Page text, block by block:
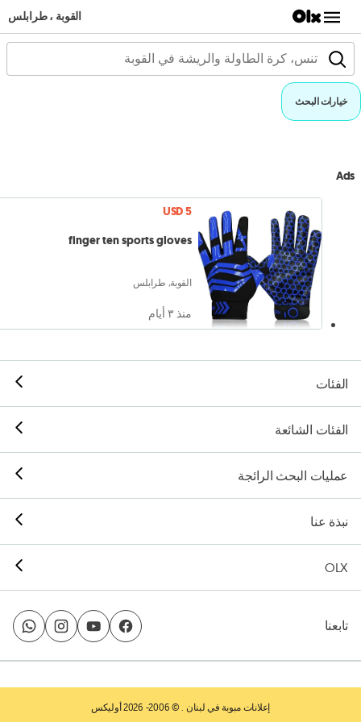
القوبة ، طرابلس
خيارات البحث
Ads
USD 5
finger ten sports gloves
القوبة, طرابلس
منذ ٣ أيام
الفئات
الفئات الشائعة
عمليات البحث الرائجة
نبذة عنا
OLX
تابعنا
إعلانات مبوبة في لبنان . © 2006- 2026 أوليكس